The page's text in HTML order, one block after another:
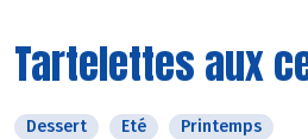
Tartelettes aux
Dessert Eté Printemps